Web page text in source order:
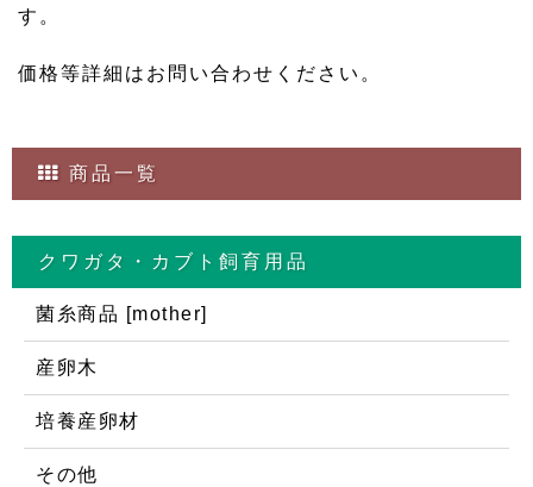
す。
価格等詳細はお問い合わせください。
商品一覧
クワガタ・カブト飼育用品
菌糸商品 [mother]
産卵木
培養産卵材
その他